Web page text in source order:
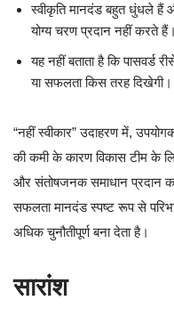
स्वीकृति मानदंड बहुत धुंधले हैं
योग्य चरण प्रदान नहीं करते हैं।
यह नहीं बताता है कि पासवर्ड
या सफलता किस तरह दिखेगी।
“नहीं स्वीकार” उदाहरण में,
की कमी के कारण विकास टीम के
और संतोषजनक समाधान प्रदान
सफलता मानदंड स्पष्ट रूप से
अधिक चुनौतीपूर्ण बना देता है।
सारांश